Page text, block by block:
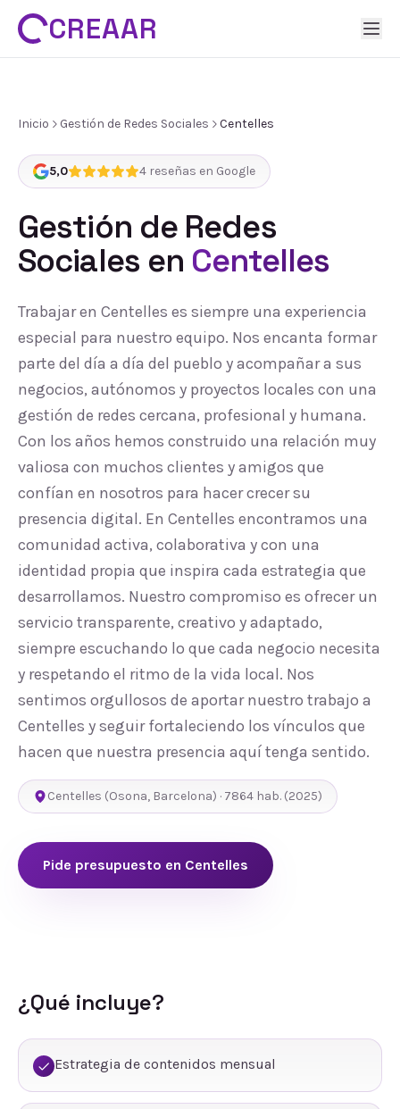
CREAAR
Inicio Gestión de Redes Sociales Centelles
5,0 4 reseñas en Google
Gestión de Redes
Sociales en Centelles
Trabajar en Centelles es siempre una experiencia
especial para nuestro equipo. Nos encanta formar
parte del día a día del pueblo y acompañar a sus
negocios, autónomos y proyectos locales con una
gestión de redes cercana, profesional y humana.
Con los años hemos construido una relación muy
valiosa con muchos clientes y amigos que
confían en nosotros para hacer crecer su
presencia digital. En Centelles encontramos una
comunidad activa, colaborativa y con una
identidad propia que inspira cada estrategia que
desarrollamos. Nuestro compromiso es ofrecer un
servicio transparente, creativo y adaptado,
siempre escuchando lo que cada negocio necesita
y respetando el ritmo de la vida local. Nos
sentimos orgullosos de aportar nuestro trabajo a
Centelles y seguir fortaleciendo los vínculos que
hacen que nuestra presencia aquí tenga sentido.
Centelles (Osona, Barcelona) · 7864 hab. (2025)
Pide presupuesto en Centelles
¿Qué incluye?
Estrategia de contenidos mensual